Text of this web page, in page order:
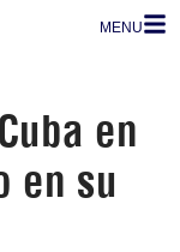
MENU
en
en su